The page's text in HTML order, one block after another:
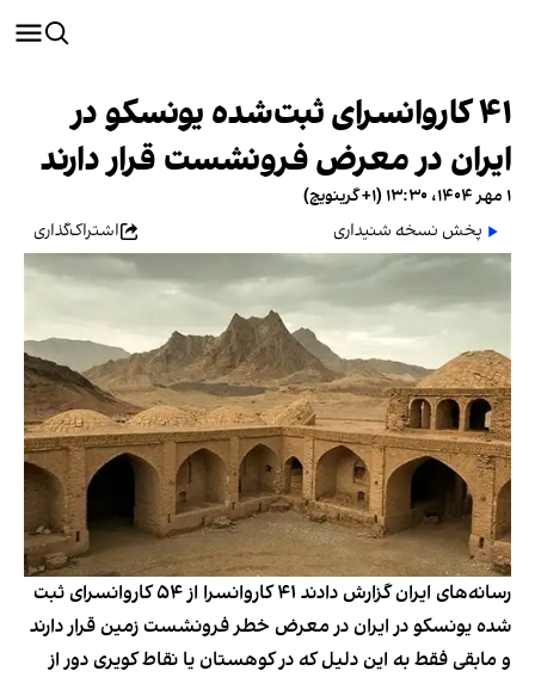
۴۱ كاروانسرای ثبت‌شده یونسکو در
ایران در معرض فرونشست قرار دارند
۱ مهر ۱۴۰۴، ۱۳:۳۰ (‎+۱ گرینویچ)
پخش نسخه شنیداری
اشتراک‌گذاری
رسانه‌های ایران گزارش دادند ۴۱ کاروانسرا از ۵۴ كاروانسرای ثبت
شده یونسکو در ایران در معرض خطر فرونشست زمین قرار دارند
و مابقی فقط به این دلیل که در كوهستان یا نقاط كویری دور از